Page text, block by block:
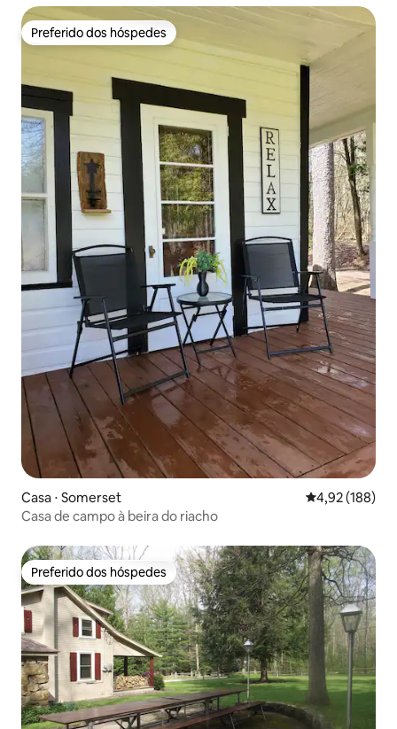
Preferido dos hóspedes
Preferido dos hóspedes
Casa ⋅ Somerset 4,92 de uma
4,92 (188)
Casa de campo à beira do riacho
Preferido dos hóspedes
Preferido dos hóspedes